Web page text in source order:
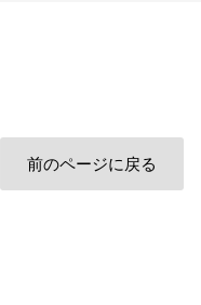
前のページに戻る